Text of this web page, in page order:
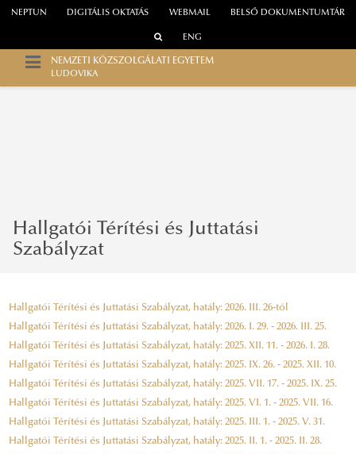
WEBMAIL
NEPTUN DIGITÁLIS OKTATÁS BELSŐ DOKUMENTUMTÁR
ENG
NEMZETI KÖZSZOLGÁLATI EGYETEM
LUDOVIKA
Hallgatói Térítési és Juttatási
Szabályzat
Hallgatói Térítési és Juttatási Szabályzat, hatály: 2026. III. 26-tól
Hallgatói Térítési és Juttatási Szabályzat, hatály: 2026. I. 29. - 2026. III. 25.
Hallgatói Térítési és Juttatási Szabályzat, hatály: 2025. XII. 11. - 2026. I. 28.
Hallgatói Térítési és Juttatási Szabályzat, hatály: 2025. IX. 26. - 2025. XII. 10.
Hallgatói Térítési és Juttatási Szabályzat, hatály: 2025. VII. 17. - 2025. IX. 25.
Hallgatói Térítési és Juttatási Szabályzat, hatály: 2025. VI. 1. - 2025. VII. 16.
Hallgatói Térítési és Juttatási Szabályzat, hatály: 2025. III. 1. - 2025. V. 31.
Hallgatói Térítési és Juttatási Szabályzat, hatály: 2025. II. 1. - 2025. II. 28.